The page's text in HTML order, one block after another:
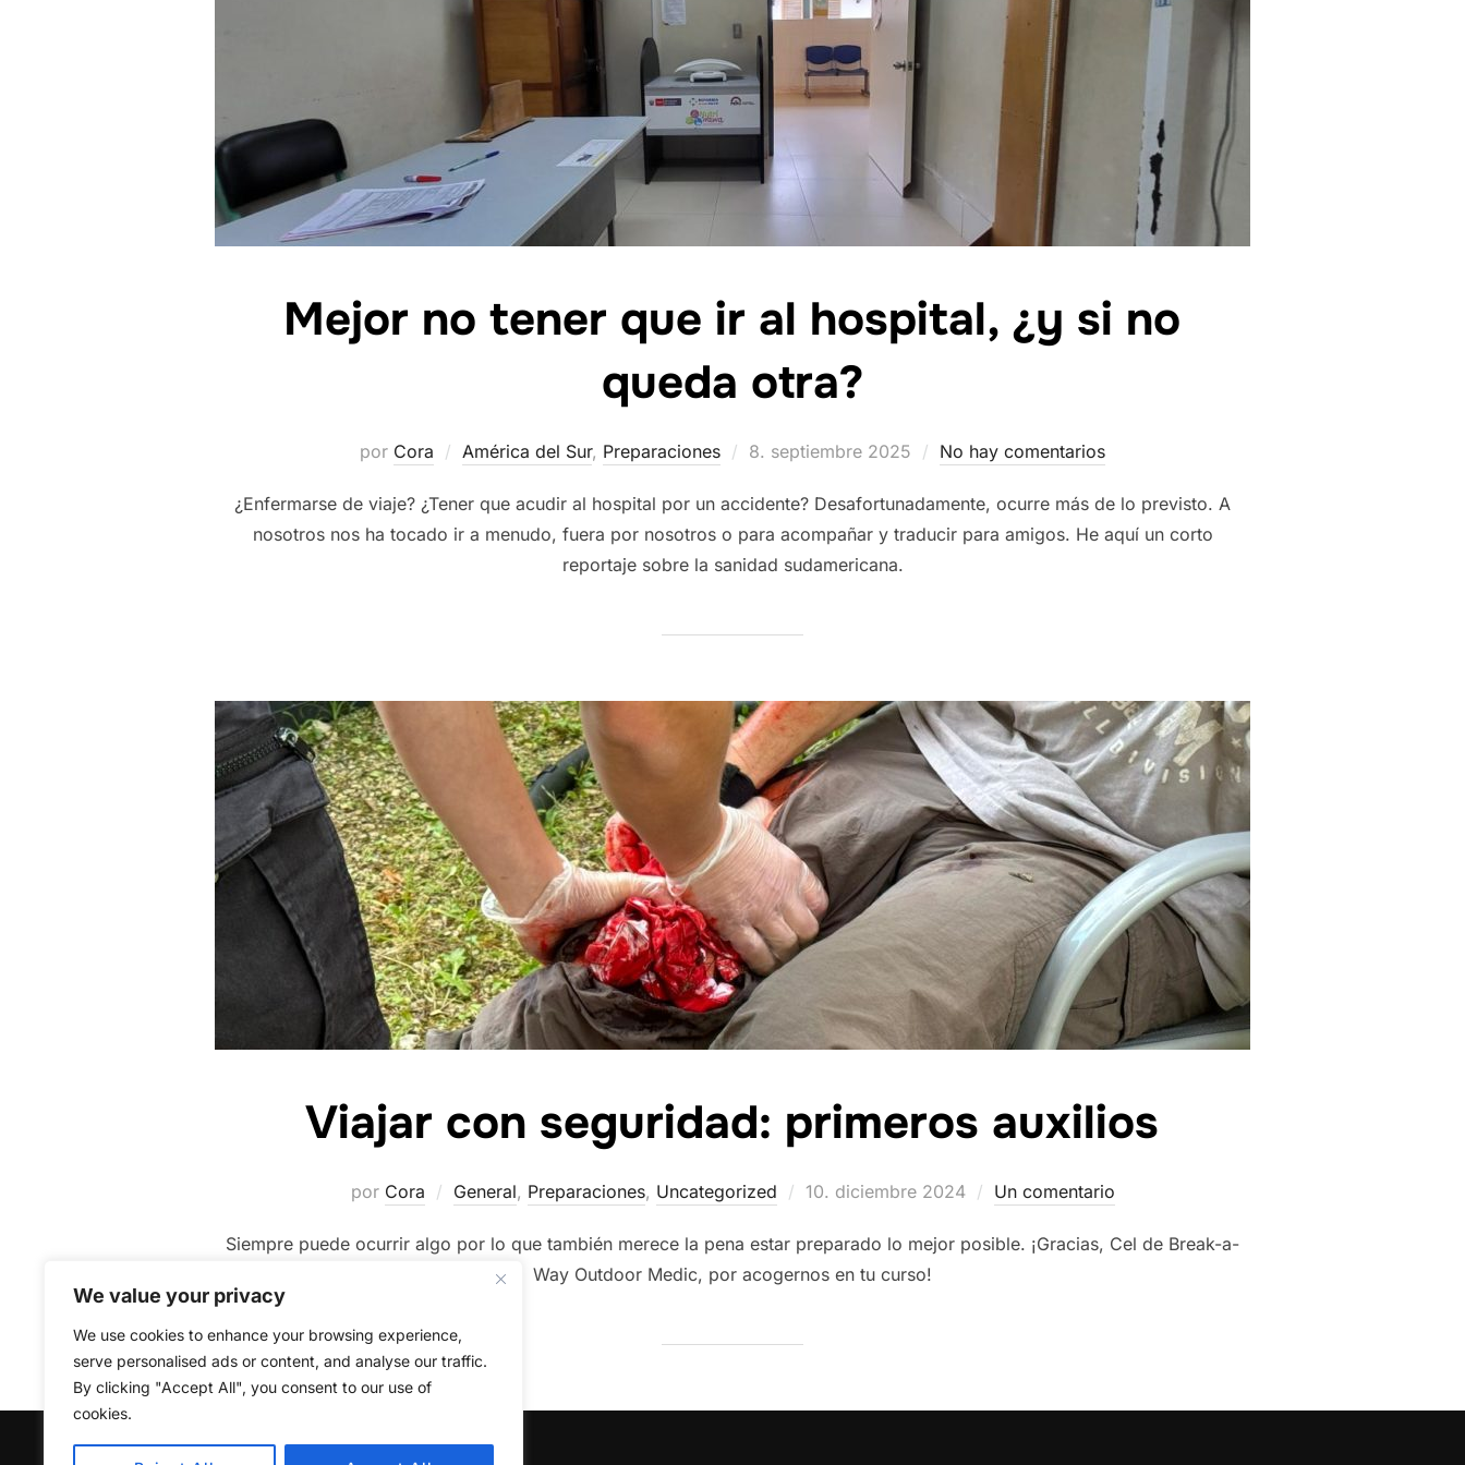
We value your privacy
We use cookies to enhance your browsing experience,
serve personalised ads or content, and analyse our traffic.
By clicking "Accept All", you consent to our use of
cookies.
Mejor no tener que ir al hospital, ¿y si no
queda otra?
por Cora América del Sur, Preparaciones
Publicado
8. septiembre 2025 No hay comentarios
¿Enfermarse de viaje? ¿Tener que acudir al hospital por un accidente? Desafortunadamente, ocurre más de lo previsto. A
nosotros nos ha tocado ir a menudo, fuera por nosotros o para acompañar y traducir para amigos. He aquí un corto
reportaje sobre la sanidad sudamericana.
Viajar con seguridad: primeros auxilios
por Cora General, Preparaciones, Uncategorized
Publicado
10. diciembre 2024 Un comentario
Siempre puede ocurrir algo por lo que también merece la pena estar preparado lo mejor posible. ¡Gracias, Cel de Break-a-
Way Outdoor Medic, por acogernos en tu curso!
Política de privacidad